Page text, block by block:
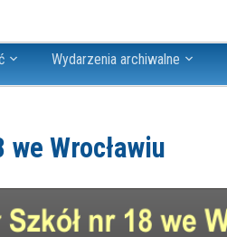
Wydarzenia archiwalne
we Wrocławiu